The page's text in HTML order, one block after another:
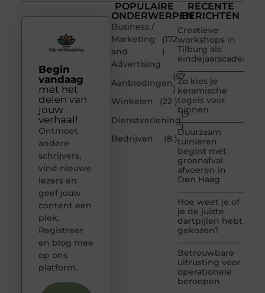
POPULAIRE
ONDERWERPEN
Business /
Marketing
and
Advertising
(172
)
Aanbiedingen
(57
)
Winkelen
(22 )
Dienstverlening
(9
)
Bedrijven
(8 )
RECENTE
BERICHTEN
Creatieve
workshops in
Tilburg als
eindejaarscadeau
Zo kies je
keramische
tegels voor
binnen
Duurzaam
tuinieren
begint met
groenafval
afvoeren in
Den Haag
Hoe weet je of
je de juiste
dartpijlen hebt
gekozen?
Betrouwbare
uitrusting voor
operationele
beroepen
Begin
vandaag
met het
delen van
jouw
verhaal!
Ontmoet
andere
schrijvers,
vind nieuwe
lezers en
geef jouw
content een
plek.
Registreer
en blog mee
op ons
platform.